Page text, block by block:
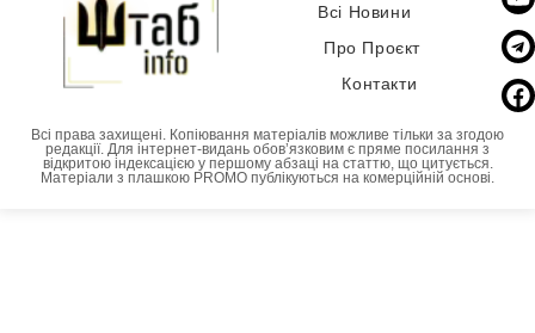
Всі Новини
Про Проєкт
Контакти
Всі права захищені. Копіювання матеріалів можливе тільки за згодою
редакції. Для інтернет-видань обовʼязковим є пряме посилання з
відкритою індексацією у першому абзаці на статтю, що цитується.
Матеріали з плашкою PROMO публікуються на комерційній основі.